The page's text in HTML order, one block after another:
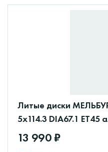
Литые диски
5x114.3 DIA67.1 ET45
13 990 ₽